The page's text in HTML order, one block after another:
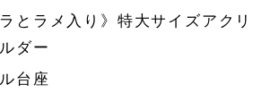
ラとラメ入り》特大サイズアクリ
ダー
台座